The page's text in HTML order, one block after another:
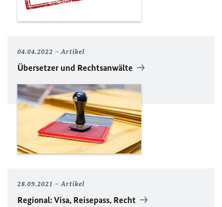
04.04.2022 Artikel
Übersetzer und Rechtsanwälte
28.09.2021 Artikel
Regional: Visa, Reisepass, Recht